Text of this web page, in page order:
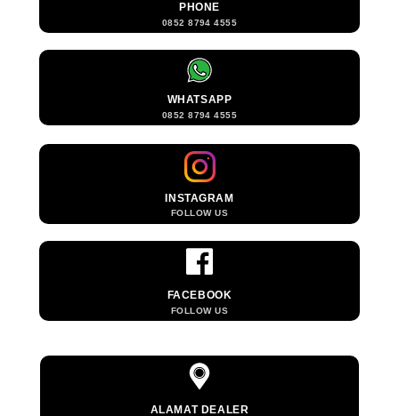
PHONE
0852 8794 4555
WHATSAPP
0852 8794 4555
INSTAGRAM
FOLLOW US
FACEBOOK
FOLLOW US
ALAMAT DEALER